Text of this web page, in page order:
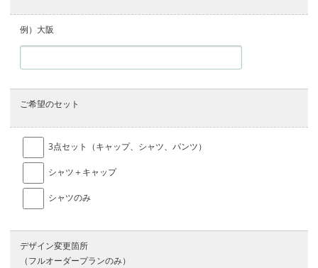
例）大阪
ご希望のセット
3点セット（キャップ、シャツ、パンツ）
シャツ＋キャップ
シャツのみ
デザイン変更箇所
（フルオーダープランのみ）